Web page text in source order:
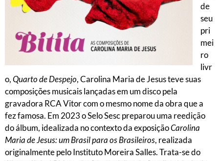
de
seu
pri
mei
ro
livr
o,Quarto de Despejo, Carolina Maria de Jesus teve suas
composições musicais lançadas em um disco pela
gravadora RCA Vitor com o mesmo nome da obra que a
fez famosa. Em 2023 o Selo Sesc preparou uma reedição
do álbum, idealizada no contexto da exposiçãoCarolina
Maria de Jesus: um Brasil para os Brasileiros, realizada
originalmente pelo Instituto Moreira Salles. Trata-se do